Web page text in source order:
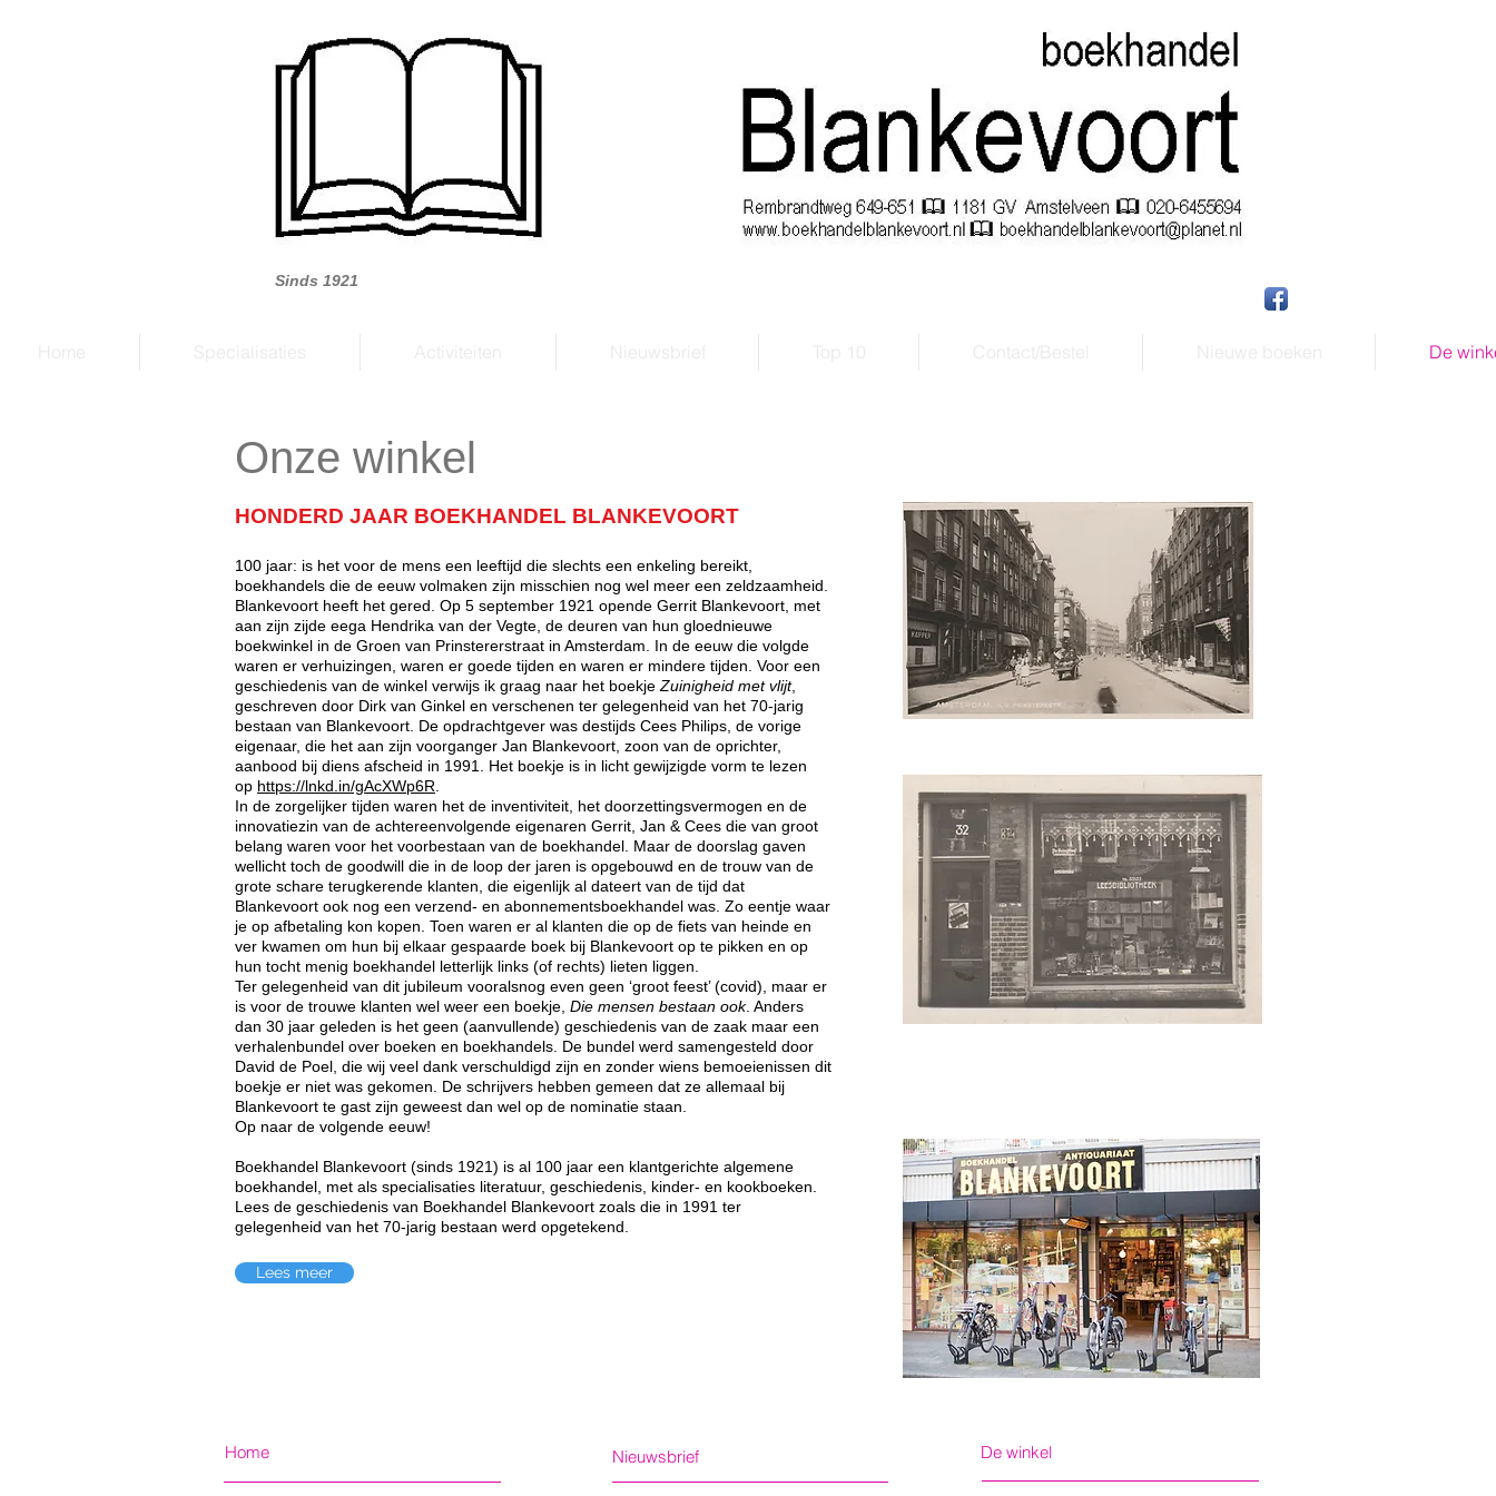
Boekhandel Blankevoort
Sinds 1921
Sinds 1921
Home Specialisaties Activiteiten Nieuwsbrief Top 10 Contact/Bestel Nieuwe boeken De
Onze winkel
HONDERD JAAR BOEKHANDEL BLANKEVOORT
100 jaar: is het voor de mens een leeftijd die slechts een enkeling bereikt,
boekhandels die de eeuw volmaken zijn misschien nog wel meer een zeldzaamheid.
Blankevoort heeft het gered. Op 5 september 1921 opende Gerrit Blankevoort, met
aan zijn zijde eega Hendrika van der Vegte, de deuren van hun gloednieuwe
boekwinkel in de Groen van Prinstererstraat in Amsterdam. In de eeuw die volgde
waren er verhuizingen, waren er goede tijden en waren er mindere tijden. Voor een
geschiedenis van de winkel verwijs ik graag naar het boekje Zuinigheid met vlijt,
geschreven door Dirk van Ginkel en verschenen ter gelegenheid van het 70-jarig
bestaan van Blankevoort. De opdrachtgever was destijds Cees Philips, de vorige
eigenaar, die het aan zijn voorganger Jan Blankevoort, zoon van de oprichter,
aanbood bij diens afscheid in 1991. Het boekje is in licht gewijzigde vorm te lezen
op https://lnkd.in/gAcXWp6R
In de zorgelijker tijden waren het de inventiviteit, het doorzettingsvermogen en de
innovatiezin van de achtereenvolgende eigenaren Gerrit, Jan & Cees die van groot
belang waren voor het voorbestaan van de boekhandel. Maar de doorslag gaven
wellicht toch de goodwill die in de loop der jaren is opgebouwd en de trouw van de
grote schare terugkerende klanten, die eigenlijk al dateert van de tijd dat
Blankevoort ook nog een verzend- en abonnementsboekhandel was. Zo eentje waar
je op afbetaling kon kopen. Toen waren er al klanten die op de fiets van heinde en
ver kwamen om hun bij elkaar gespaarde boek bij Blankevoort op te pikken en op
hun tocht menig boekhandel letterlijk links (of rechts) lieten liggen.
Ter gelegenheid van dit jubileum vooralsnog even geen ‘groot feest’ (covid), maar er
is voor de trouwe klanten wel weer een boekje, Die mensen bestaan ook. Anders
dan 30 jaar geleden is het geen (aanvullende) geschiedenis van de zaak maar een
verhalenbundel over boeken en boekhandels. De bundel werd samengesteld door
David de Poel, die wij veel dank verschuldigd zijn en zonder wiens bemoeienissen dit
boekje er niet was gekomen. De schrijvers hebben gemeen dat ze allemaal bij
Blankevoort te gast zijn geweest dan wel op de nominatie staan.
Op naar de volgende eeuw!
Boekhandel Blankevoort (sinds 1921) is al 100 jaar een klantgerichte algemene
boekhandel, met als specialisaties literatuur, geschiedenis, kinder- en kookboeken.
Lees de geschiedenis van Boekhandel Blankevoort zoals die in 1991 ter
gelegenheid van het 70-jarig bestaan werd opgetekend.
Lees meer
De winkel
Nieuwsbrief
Home